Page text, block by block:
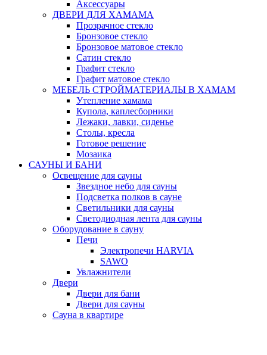
Аксессуары
ДВЕРИ ДЛЯ ХАМАМА
Прозрачное стекло
Бронзовое стекло
Бронзовое матовое стекло
Сатин стекло
Графит стекло
Графит матовое стекло
МЕБЕЛЬ СТРОЙМАТЕРИАЛЫ В ХАМАМ
Утепление хамама
Купола, каплесборники
Лежаки, лавки, сиденье
Столы, кресла
Готовое решение
Мозаика
САУНЫ И БАНИ
Освещение для сауны
Звездное небо для сауны
Подсветка полков в сауне
Светильники для сауны
Светодиодная лента для сауны
Оборудование в сауну
Печи
Электропечи HARVIA
SAWO
Увлажнители
Двери
Двери для бани
Двери для сауны
Сауна в квартире